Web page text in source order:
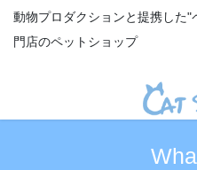
ス
ン
動物プロダクションと提携した
門店のペットショップ